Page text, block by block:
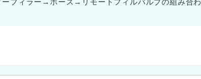
フィラー→ホース→リモートフィルバルブの組み合わ